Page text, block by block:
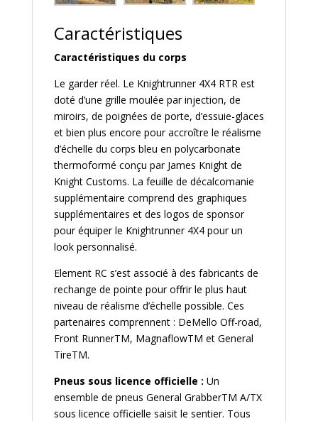
Caractéristiques
Caractéristiques du corps
Le garder réel. Le Knightrunner 4X4 RTR est
doté d’une grille moulée par injection, de
miroirs, de poignées de porte, d’essuie-glaces
et bien plus encore pour accroître le réalisme
d’échelle du corps bleu en polycarbonate
thermoformé conçu par James Knight de
Knight Customs. La feuille de décalcomanie
supplémentaire comprend des graphiques
supplémentaires et des logos de sponsor
pour équiper le Knightrunner 4X4 pour un
look personnalisé.
Element RC s’est associé à des fabricants de
rechange de pointe pour offrir le plus haut
niveau de réalisme d’échelle possible. Ces
partenaires comprennent : DeMello Off-road,
Front RunnerTM, MagnaflowTM et General
TireTM.
Pneus sous licence officielle : Un
ensemble de pneus General GrabberTM A/TX
sous licence officielle saisit le sentier. Tous